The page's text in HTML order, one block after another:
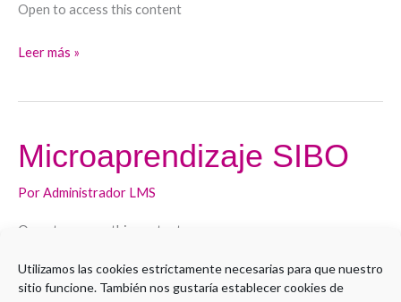
Utilizamos las cookies estrictamente necesarias para que nuestro
sitio funcione. También nos gustaría establecer cookies de
Open to access this content
Leer más »
Microaprendizaje SIBO
PorAdministrador LMS
Open to access this content
Microaprendizaje
SIBO
Leer más »